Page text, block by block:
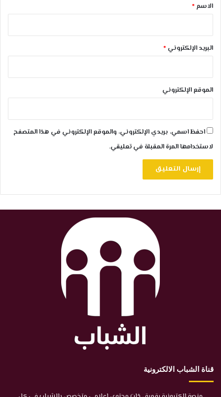
*
الاسم *
البريد الإلكتروني *
الموقع الإلكتروني
احفظ اسمي، بريدي الإلكتروني، والموقع الإلكتروني في هذا المتصفح
لاستخدامها المرة المقبلة في تعليقي.
قناة الشباب الالكترونية